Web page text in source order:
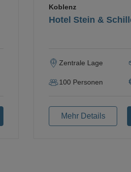
Hotel Stein &
Koblenz
Zentrale Lage
100 Personen
Mehr Details